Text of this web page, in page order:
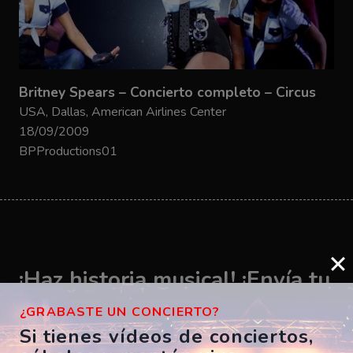
Britney Spears – Concierto completo – Circus
USA, Dallas, American Airlines Center
18/09/2009
BPProductions01
¡Haz historia musical! ¡Envía tu
vídeo ahora!
¿GRABASTE UN CONCIERTO?
Si tienes vídeos de conciertos,